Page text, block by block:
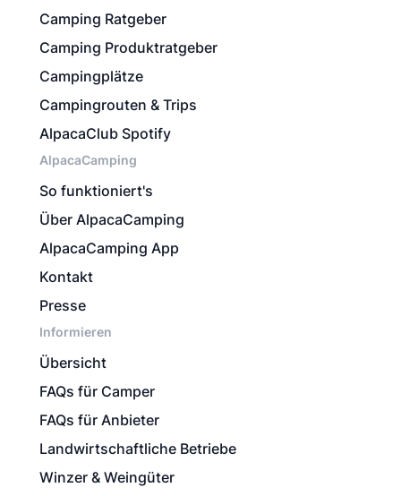
Camping Ratgeber
Camping Produktratgeber
Campingplätze
Campingrouten & Trips
AlpacaClub Spotify
AlpacaCamping
So funktioniert's
Über AlpacaCamping
AlpacaCamping App
Kontakt
Presse
Informieren
Übersicht
FAQs für Camper
FAQs für Anbieter
Landwirtschaftliche Betriebe
Winzer & Weingüter